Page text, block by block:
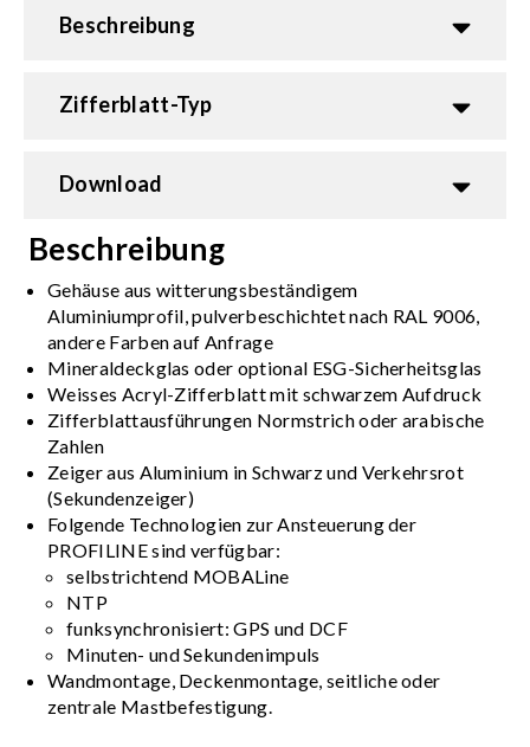
Beschreibung
Zifferblatt-Typ
Download
Beschreibung
Gehäuse aus witterungsbeständigem
Aluminiumprofil, pulverbeschichtet nach RAL 9006,
andere Farben auf Anfrage
Mineraldeckglas oder optional ESG-Sicherheitsglas
Weisses Acryl-Zifferblatt mit schwarzem Aufdruck
Zifferblattausführungen Normstrich oder arabische
Zahlen
Zeiger aus Aluminium in Schwarz und Verkehrsrot
(Sekundenzeiger)
Folgende Technologien zur Ansteuerung der
PROFILINE sind verfügbar:
selbstrichtend MOBALine
NTP
funksynchronisiert: GPS und DCF
Minuten- und Sekundenimpuls
Wandmontage, Deckenmontage, seitliche oder
zentrale Mastbefestigung.